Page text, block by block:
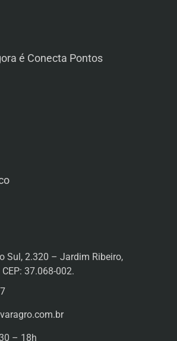
é Conecta Pontos
Sul, 2.320 – Jardim Ribeiro,
37.068-002.
– 18h